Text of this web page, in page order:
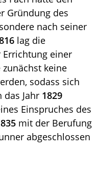
Gründung des
nach seiner
lag die
Errichtung einer
keine
sodass sich
Jahr 1829
Einspruches des
mit der Berufung
abgeschlossen